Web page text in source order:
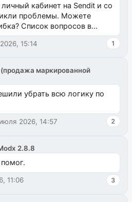
кабинет на Sendit и со
проблемы. Можете
Список вопросов в
modx.pro пока пуст, и,...
15:14 1
маркированной
убрать всю логику по
2026, 14:57 2
2.8.8
11:06 3